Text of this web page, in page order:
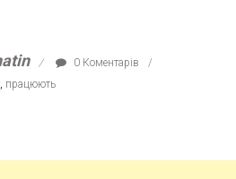
0 Коментарів
працюють